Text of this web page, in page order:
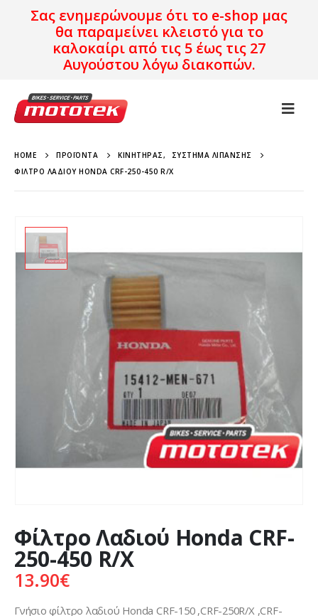
Σας ενημερώνουμε ότι το e-shop μας
θα παραμείνει κλειστό για το
καλοκαίρι από τις 5 έως τις 27
Αυγούστου λόγω διακοπών.
HOME ΠΡΟΪΌΝΤΑ ΚΙΝΗΤΉΡΑΣ,
ΣΎΣΤΗΜΑ ΛΊΠΑΝΣΗΣ
ΦΊΛΤΡΟ ΛΑΔΙΟΎ HONDA CRF-250-450 R/X
Φίλτρο Λαδιού Honda CRF-
250-450 R/X
13.90€
Γνήσιο φίλτρο λαδιού Honda CRF-150 ,CRF-250R/X ,CRF-